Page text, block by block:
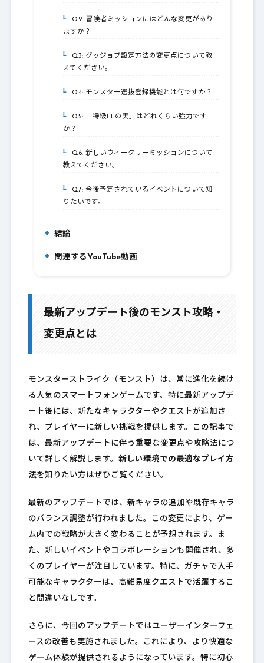
3-2.Q2: 冒険者ミッションにはどんな変更があり
ますか？
3-3.Q3: グッジョブ設定方法の変更点について教
えてください。
3-4.Q4: モンスター選抜登録機能とは何ですか？
3-5.Q5: 「特級ELの実」はどれくらい強力です
か？
3-6.Q6: 新しいウィークリーミッションについて
教えてください。
3-7.Q7: 今後予定されているイベントについて知
りたいです。
4.結論
関連するYouTube動画
最新アップデート後のモンスト攻略・
変更点とは
モンスターストライク（モンスト）は、常に進化を続け
る人気のスマートフォンゲームです。特に最新アップデ
ート後には、新たなキャラクターやクエストが追加さ
れ、プレイヤーに新しい挑戦を提供します。この記事で
は、最新アップデートに伴う重要な変更点や攻略法につ
いて詳しく解説します。 新しい環境での最適なプレイ方
法を知りたい方はぜひご覧ください。
最新のアップデートでは、新キャラの追加や既存キャラ
のバランス調整が行われました。この変更により、ゲー
ム内での戦略が大きく変わることが予想されます。ま
た、新しいイベントやコラボレーションも開催され、多
くのプレイヤーが注目しています。特に、ガチャで入手
可能なキャラクターは、高難易度クエストで活躍するこ
と間違いなしです。
さらに、今回のアップデートではユーザーインターフェ
ースの改善も実施されました。これにより、より快適な
ゲーム体験が提供されるようになっています。特に初心